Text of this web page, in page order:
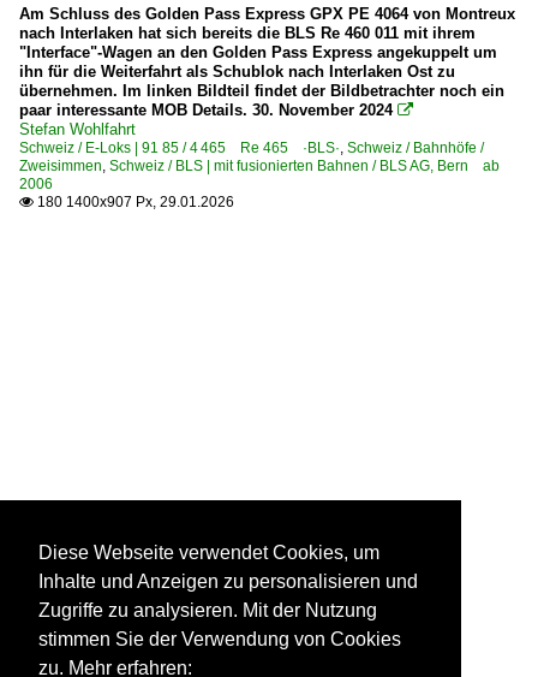
Am Schluss des Golden Pass Express GPX PE 4064 von Montreux
nach Interlaken hat sich bereits die BLS Re 460 011 mit ihrem
"Interface"-Wagen an den Golden Pass Express angekuppelt um
ihn für die Weiterfahrt als Schublok nach Interlaken Ost zu
übernehmen. Im linken Bildteil findet der Bildbetrachter noch ein
paar interessante MOB Details. 30. November 2024 
Stefan Wohlfahrt
Schweiz / E-Loks | 91 85 / 4 465 Re 465 ·BLS· Schweiz / Bahnhöfe /
Zweisimmen Schweiz / BLS | mit fusionierten Bahnen / BLS AG, Bern ab
2006
 180 1400x907 Px, 29.01.2026
Diese Webseite verwendet Cookies, um
Inhalte und Anzeigen zu personalisieren und
Zugriffe zu analysieren. Mit der Nutzung
stimmen Sie der Verwendung von Cookies
zu. Mehr erfahren: